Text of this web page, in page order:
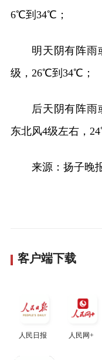
6℃到34℃；
明天阴有阵雨
级，26℃到34℃；
后天阴有阵雨
东北风4级左右，
来源：扬子晚
客户端下载
人民日报 人民网+